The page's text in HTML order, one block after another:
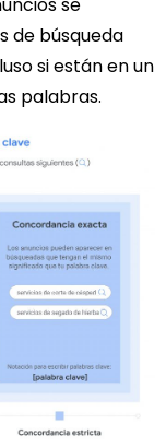
de búsqueda
si están en un
palabras.